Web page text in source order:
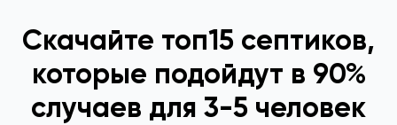
Скачайте топ15 септиков,
которые подойдут в 90%
случаев для 3-5 человек